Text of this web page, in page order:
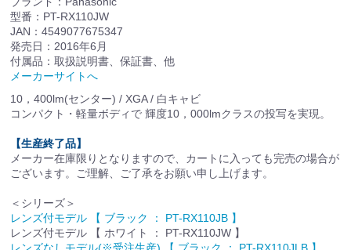
型番：PT-RX110JW
JAN：4549077675347
発売日：2016年6月
付属品：取扱説明書、保証書、他
メーカーサイトへ
10，400lm(センター) / XGA / 白キャビ
コンパクト・軽量ボディで 輝度10，000lmクラスの投写を実現。
【生産終了品】
メーカー在庫限りとなりますので、カートに入っても完売の場合が
ございます。ご理解、ご了承をお願い申し上げます。
＜シリーズ＞
レンズ付モデル 【 ブラック ： PT-RX110JB 】
レンズ付モデル 【 ホワイト ： PT-RX110JW 】
レンズなしモデル(※受注生産) 【 ブラック ： PT-RX110JLB 】